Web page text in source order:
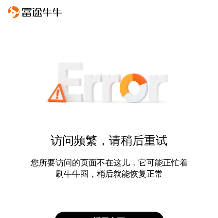
访问频繁，请稍后重试
您所要访问的页面不在这儿，它可能正忙着
刷牛牛圈，稍后就能恢复正常